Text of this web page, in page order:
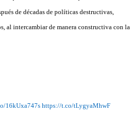
de décadas de políticas destructivas,
al intercambiar de manera constructiva con la
16kUxa747s https://t.co/tLygyaMhwF